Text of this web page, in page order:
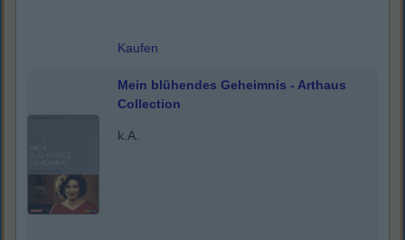
Kaufen
Mein blühendes Geheimnis - Arthaus
Collection
k.A.